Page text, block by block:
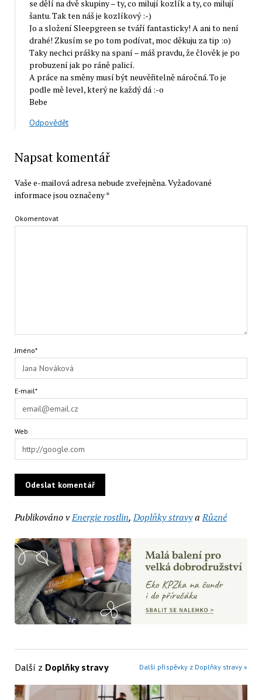
se dělí na dvě skupiny – ty, co milují kozlík a ty, co milují
šantu. Tak ten náš je kozlíkový :-)
Jo a složení Sleepgreen se tváří fantasticky! A ani to není
drahé! Zkusím se po tom podívat, moc děkuju za tip :o)
Taky nechci prášky na spaní – máš pravdu, že člověk je po
probuzení jak po ráně palicí.
A práce na směny musí být neuvěřitelně náročná. To je
podle mě level, který ne každý dá :-o
Bebe
Odpovědět
Napsat komentář
Vaše e-mailová adresa nebude zveřejněna.Vyžadované
informace jsou označeny*
Okomentovat
Jméno*
E-mail*
Web
Publikováno vEnergie rostlin,Doplňky stravyaRůzné
Další z Doplňky stravy Další příspěvky z Doplňky stravy »